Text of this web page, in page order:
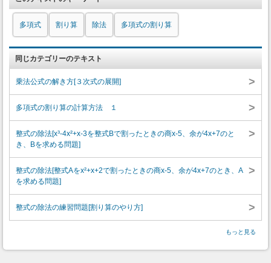
多項式 割り算 除法 多項式の割り算
同じカテゴリーのテキスト
乗法公式の解き方[３次式の展開] >
多項式の割り算の計算方法 １ >
整式の除法[x³-4x²+x-3を整式Bで割ったときの商x-5、余が4x+7のと
き、Bを求める問題]
>
整式の除法[整式Aをx²+x+2で割ったときの商x-5、余が4x+7のとき、A
を求める問題]
>
整式の除法の練習問題[割り算のやり方] >
もっと見る